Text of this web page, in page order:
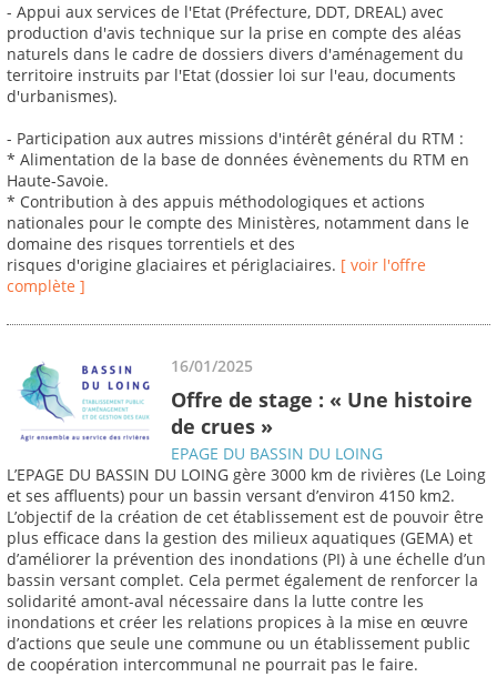
- Appui aux services de l'Etat (Préfecture, DDT, DREAL) avec
production d'avis technique sur la prise en compte des aléas
naturels dans le cadre de dossiers divers d'aménagement du
territoire instruits par l'Etat (dossier loi sur l'eau, documents
d'urbanismes).
- Participation aux autres missions d'intérêt général du RTM :
* Alimentation de la base de données évènements du RTM en
Haute-Savoie.
* Contribution à des appuis méthodologiques et actions
nationales pour le compte des Ministères, notamment dans le
domaine des risques torrentiels et des
risques d'origine glaciaires et périglaciaires. [ voir l'offre
complète ]
16/01/2025
Offre de stage : « Une histoire
de crues »
EPAGE DU BASSIN DU LOING
L’EPAGE DU BASSIN DU LOING gère 3000 km de rivières (Le Loing
et ses affluents) pour un bassin versant d’environ 4150 km2.
L’objectif de la création de cet établissement est de pouvoir être
plus efficace dans la gestion des milieux aquatiques (GEMA) et
d’améliorer la prévention des inondations (PI) à une échelle d’un
bassin versant complet. Cela permet également de renforcer la
solidarité amont-aval nécessaire dans la lutte contre les
inondations et créer les relations propices à la mise en œuvre
d’actions que seule une commune ou un établissement public
de coopération intercommunal ne pourrait pas le faire.